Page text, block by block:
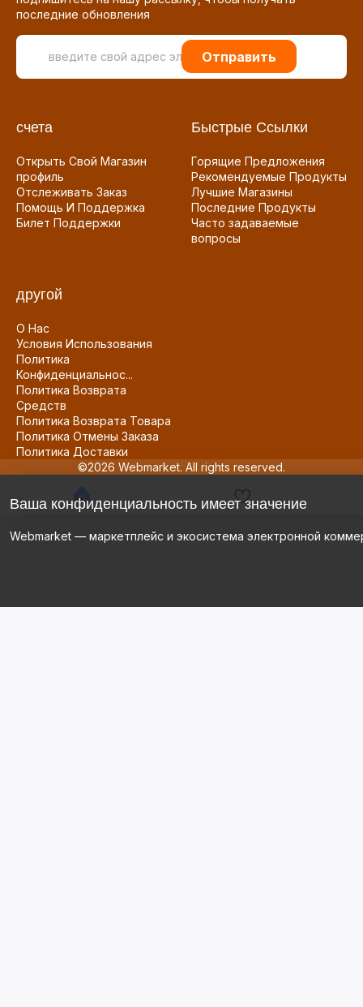
последние обновления
Отправить
счета
Открыть Свой Магазин
профиль
Отслеживать Заказ
Помощь И Поддержка
Билет Поддержки
Быстрые Ссылки
Горящие Предложения
Рекомендуемые Продукты
Лучшие Магазины
Последние Продукты
Часто задаваемые
вопросы
другой
О Нас
Условия Использования
Политика
Конфиденциальнос...
Политика Возврата
Средств
Политика Возврата Товара
Политика Отмены Заказа
Политика Доставки
©2026 Webmarket. All rights reserved.
Ваша конфиденциальность имеет значение
Webmarket — маркетплейс и экосистема электронной